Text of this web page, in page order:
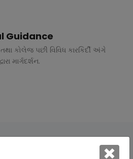
Guidance
કોલેજ પછી વિવિધ કારકિર્દી અંગે
માર્ગદર્શન.